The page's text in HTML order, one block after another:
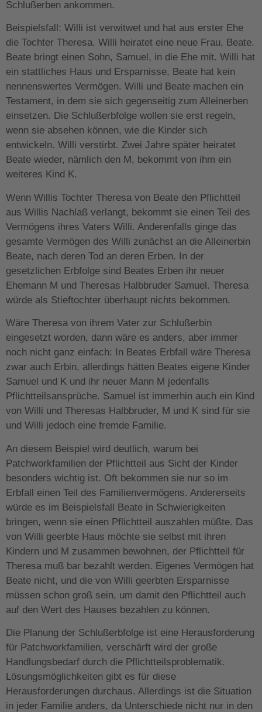
Schlußerben ankommen.
Beispielsfall: Willi ist verwitwet und hat aus erster Ehe
die Tochter Theresa. Willi heiratet eine neue Frau, Beate.
Beate bringt einen Sohn, Samuel, in die Ehe mit. Willi hat
ein stattliches Haus und Ersparnisse, Beate hat kein
nennenswertes Vermögen. Willi und Beate machen ein
Testament, in dem sie sich gegenseitig zum Alleinerben
einsetzen. Die Schlußerbfolge wollen sie erst regeln,
wenn sie absehen können, wie die Kinder sich
entwickeln. Willi verstirbt. Zwei Jahre später heiratet
Beate wieder, nämlich den M, bekommt von ihm ein
weiteres Kind K.
Wenn Willis Tochter Theresa von Beate den Pflichtteil
aus Willis Nachlaß verlangt, bekommt sie einen Teil des
Vermögens ihres Vaters Willi. Anderenfalls ginge das
gesamte Vermögen des Willi zunächst an die Alleinerbin
Beate, nach deren Tod an deren Erben. In der
gesetzlichen Erbfolge sind Beates Erben ihr neuer
Ehemann M und Theresas Halbbruder Samuel. Theresa
würde als Stieftochter überhaupt nichts bekommen.
Wäre Theresa von ihrem Vater zur Schlußerbin
eingesetzt worden, dann wäre es anders, aber immer
noch nicht ganz einfach: In Beates Erbfall wäre Theresa
zwar auch Erbin, allerdings hätten Beates eigene Kinder
Samuel und K und ihr neuer Mann M jedenfalls
Pflichtteilsansprüche. Samuel ist immerhin auch ein Kind
von Willi und Theresas Halbbruder, M und K sind für sie
und Willi jedoch eine fremde Familie.
An diesem Beispiel wird deutlich, warum bei
Patchworkfamilien der Pflichtteil aus Sicht der Kinder
besonders wichtig ist. Oft bekommen sie nur so im
Erbfall einen Teil des Familienvermögens. Andererseits
würde es im Beispielsfall Beate in Schwierigkeiten
bringen, wenn sie einen Pflichtteil auszahlen müßte. Das
von Willi geerbte Haus möchte sie selbst mit ihren
Kindern und M zusammen bewohnen, der Pflichtteil für
Theresa muß bar bezahlt werden. Eigenes Vermögen hat
Beate nicht, und die von Willi geerbten Ersparnisse
müssen schon groß sein, um damit den Pflichtteil auch
auf den Wert des Hauses bezahlen zu können.
Die Planung der Schlußerbfolge ist eine Herausforderung
für Patchworkfamilien, verschärft wird der große
Handlungsbedarf durch die Pflichtteilsproblematik.
Lösungsmöglichkeiten gibt es für diese
Herausforderungen durchaus. Allerdings ist die Situation
in jeder Familie anders, da Unterschiede nicht nur in den